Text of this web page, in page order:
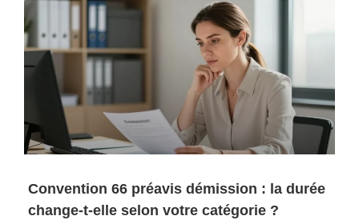
Convention 66 préavis démission : la durée
change-t-elle selon votre catégorie ?